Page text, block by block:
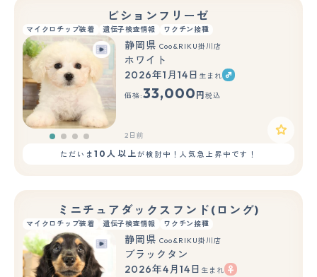
ビションフリーゼ
マイクロチップ装着 遺伝子検査情報 ワクチン接種
静岡県 Coo&RIKU掛川店
ホワイト
2026年1月14日 生まれ
価格:33,000 円 税込
2日前
ただいま10人以上が検討中！人気急上昇中です！
ミニチュアダックスフンド(ロング)
マイクロチップ装着 遺伝子検査情報 ワクチン接種
静岡県 Coo&RIKU掛川店
ブラックタン
2026年4月14日 生まれ